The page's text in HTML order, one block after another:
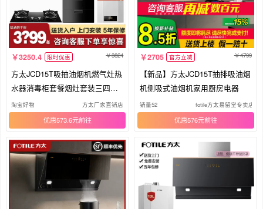
3250.4 限时优惠 3824
方太JCD15T吸抽油烟机燃气灶热
水器消毒柜套餐烟灶套装三四件
套
淘宝好物 方太厂家直销店
优惠573.6元
2705 官方立减 4799
【新品】方太JCD15T抽排吸油烟
机侧吸式油烟机家用厨房电器
销量52 fotile方太易留堂专卖店
优惠576元